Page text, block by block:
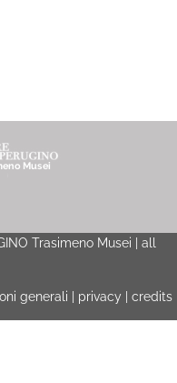
Trasimeno Musei | all
generali privacy credits